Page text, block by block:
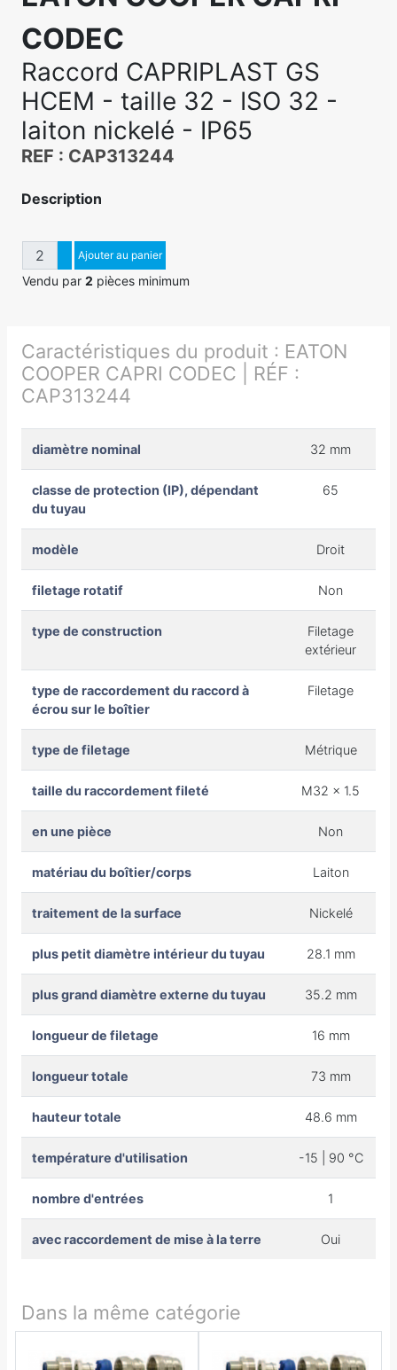
CODEC
Raccord CAPRIPLAST GS
HCEM - taille 32 - ISO 32 -
laiton nickelé - IP65
REF : CAP313244
Description
QuantitéAugmenter quantité
Diminuer quantité
Ajouter au panier
Vendu par 2 pièces minimum
Caractéristiques du produit : EATON
COOPER CAPRI CODEC | RÉF :
CAP313244
diamètre nominal 32 mm
classe de protection (IP), dépendant
du tuyau
65
modèle Droit
filetage rotatif Non
type de construction
Filetage
extérieur
type de raccordement du raccord à
écrou sur le boîtier
Filetage
type de filetage Métrique
taille du raccordement fileté M32 x 1.5
en une pièce Non
matériau du boîtier/corps Laiton
traitement de la surface Nickelé
plus petit diamètre intérieur du tuyau 28.1 mm
plus grand diamètre externe du tuyau 35.2 mm
longueur de filetage 16 mm
longueur totale 73 mm
hauteur totale 48.6 mm
température d'utilisation -15 | 90 °C
nombre d'entrées 1
avec raccordement de mise à la terre Oui
Dans la même catégorie